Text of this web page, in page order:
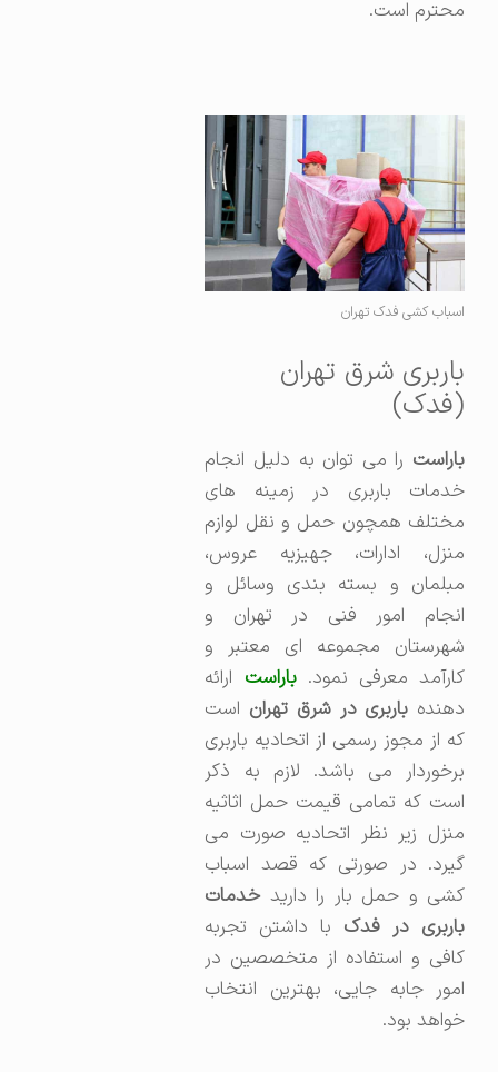
محترم است.
اسباب کشی فدک تهران
باربری شرق تهران
(فدک)
باراسترا می توان به دلیل انجام
خدمات باربری در زمینه های
مختلف همچون حمل و نقل لوازم
منزل، ادارات، جهیزیه عروس،
مبلمان و بسته بندی وسائل و
انجام امور فنی در تهران و
شهرستان مجموعه ای معتبر و
کارآمد معرفی نمود.باراست ارائه
دهندهباربری در شرق تهراناست
که از مجوز رسمی از اتحادیه باربری
برخوردار می باشد. لازم به ذکر
است که تمامی قیمت حمل اثاثیه
منزل زیر نظر اتحادیه صورت می
گیرد. در صورتی که قصد اسباب
کشی و حمل بار را داریدخدمات
باربری در فدکبا داشتن تجربه
کافی و استفاده از متخصصین در
امور جابه جایی، بهترین انتخاب
خواهد بود.